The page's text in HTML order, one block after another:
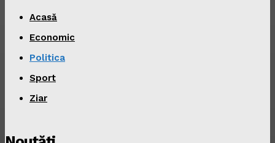
Acasă
Economic
Politica
Sport
Ziar